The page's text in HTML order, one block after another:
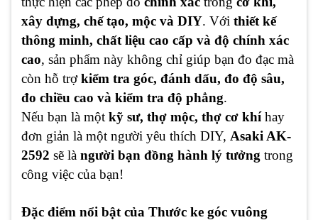
xây dựng, chế tạo, mộc và DIY. Với thiết kế
thông minh, chất liệu cao cấp và độ chính xác
cao, sản phẩm này không chỉ giúp bạn đo đạc mà
còn hỗ trợkiểm tra góc, đánh dấu, đo độ sâu,
đo chiều cao và kiểm tra độ phẳng.
Nếu bạn là một kỹ sư, thợ mộc, thợ cơ khíhay
đơn giản là một người yêu thích DIY, Asaki AK-
2592 sẽ là người bạn đồng hành lý tưởng trong
công việc của bạn!
Đặc điểm nổi bật của Thước ke góc vuông